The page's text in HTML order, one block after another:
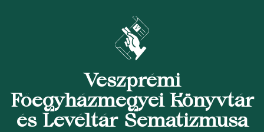
Veszprémi
Főegyházmegyei Könyvtár
és Levéltár Sematizmusa